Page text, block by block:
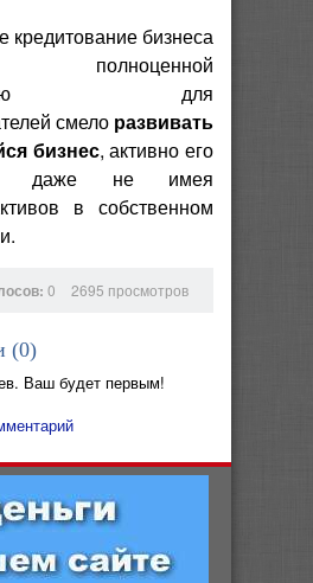
кредитование бизнеса
полноценной
для
смело развивать
бизнес, активно его
даже не имея
в собственном
0 2695 просмотров
(0)
Ваш будет первым!